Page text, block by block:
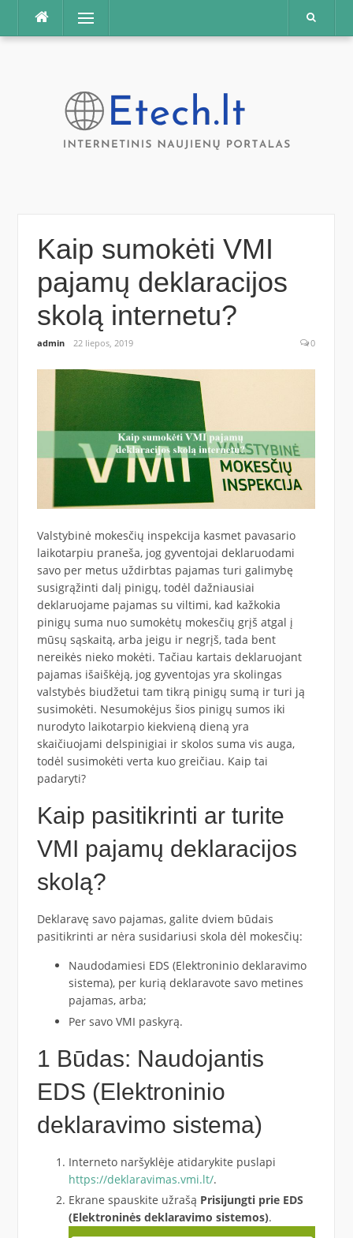
Praleisti
Meniu
Kaip sumokėti VMI
pajamų deklaracijos
skolą internetu?
admin 22 liepos, 2019 0
Valstybinė mokesčių inspekcija kasmet pavasario
laikotarpiu praneša, jog gyventojai deklaruodami
savo per metus uždirbtas pajamas turi galimybę
susigrąžinti dalį pinigų, todėl dažniausiai
deklaruojame pajamas su viltimi, kad kažkokia
pinigų suma nuo sumokėtų mokesčių grįš atgal į
mūsų sąskaitą, arba jeigu ir negrįš, tada bent
nereikės nieko mokėti. Tačiau kartais deklaruojant
pajamas išaiškėją, jog gyventojas yra skolingas
valstybės biudžetui tam tikrą pinigų sumą ir turi ją
susimokėti. Nesumokėjus šios pinigų sumos iki
nurodyto laikotarpio kiekvieną dieną yra
skaičiuojami delspinigiai ir skolos suma vis auga,
todėl susimokėti verta kuo greičiau. Kaip tai
padaryti?
Kaip pasitikrinti ar turite
VMI pajamų deklaracijos
skolą?
Deklaravę savo pajamas, galite dviem būdais
pasitikrinti ar nėra susidariusi skola dėl mokesčių:
Naudodamiesi EDS (Elektroninio deklaravimo
sistema), per kurią deklaravote savo metines
pajamas, arba;
Per savo VMI paskyrą.
1 Būdas: Naudojantis
EDS (Elektroninio
deklaravimo sistema)
Interneto naršyklėje atidarykite puslapi
https://deklaravimas.vmi.lt/.
Ekrane spauskite užrašą Prisijungti prie EDS
(Elektroninės deklaravimo sistemos).